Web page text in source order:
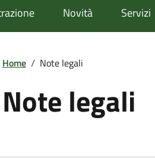
Novità Servizi
Home / Note legali
Note legali